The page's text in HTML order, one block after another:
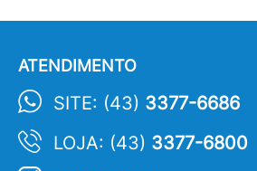
ATENDIMENTO
SITE: (43) 3377-6686
LOJA: (43) 3377-6800